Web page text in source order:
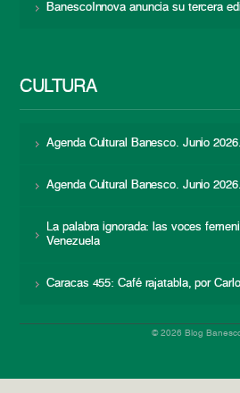
BanescoInnova anuncia su tercera
CULTURA
Agenda Cultural Banesco. Junio
Agenda Cultural Banesco. Junio
La palabra ignorada: las voces
Venezuela
Caracas 455: Café rajatabla, por
© 2026 Blog Banesco